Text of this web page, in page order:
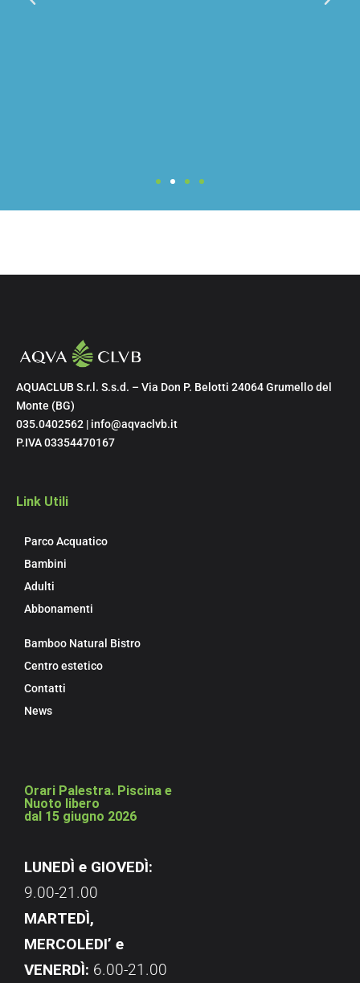
AQUACLUB S.r.l. S.s.d. – Via Don P. Belotti 24064 Grumello del
Monte (BG)
035.0402562 | info@aqvaclvb.it
P.IVA 03354470167
Link Utili
Parco Acquatico
Bambini
Adulti
Abbonamenti
Bamboo Natural Bistro
Centro estetico
Contatti
News
Orari Palestra. Piscina e
Nuoto libero
dal 15 giugno 2026
LUNEDÌ e GIOVEDÌ:
9.00-21.00
MARTEDÌ,
MERCOLEDI’ e
VENERDÌ: 6.00-21.00